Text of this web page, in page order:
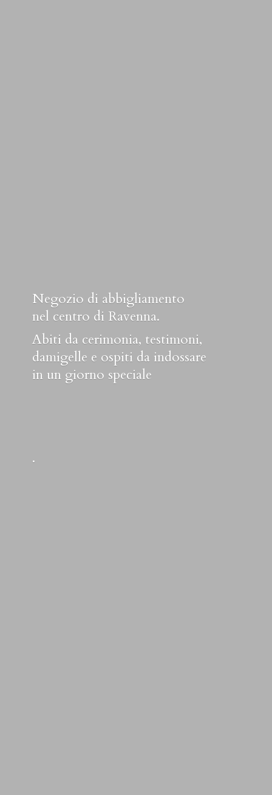
Negozio di abbigliamento
nel centro di Ravenna.
Abiti da cerimonia, testimoni,
damigelle e ospiti da indossare
in un giorno speciale
.